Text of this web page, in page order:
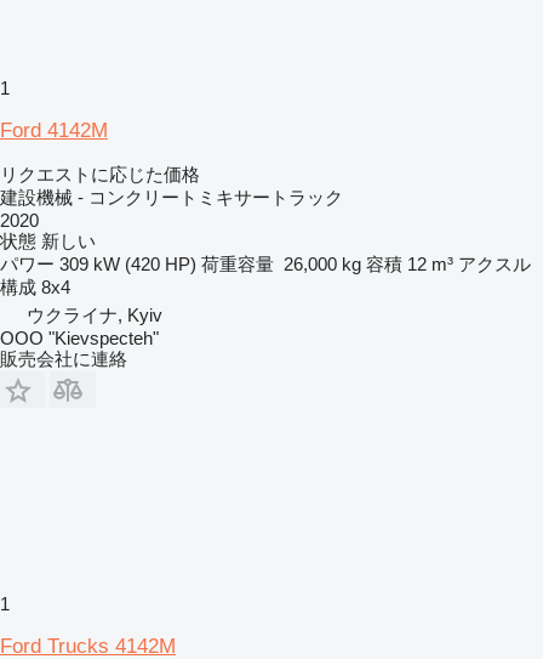
1
Ford 4142M
リクエストに応じた価格
建設機械 - コンクリートミキサートラック
2020
状態 新しい
パワー 309 kW (420 HP) 荷重容量 26,000 kg 容積 12 m³ アクスル
構成 8x4
ウクライナ, Kyiv
OOO "Kievspecteh"
販売会社に連絡
1
Ford Trucks 4142M